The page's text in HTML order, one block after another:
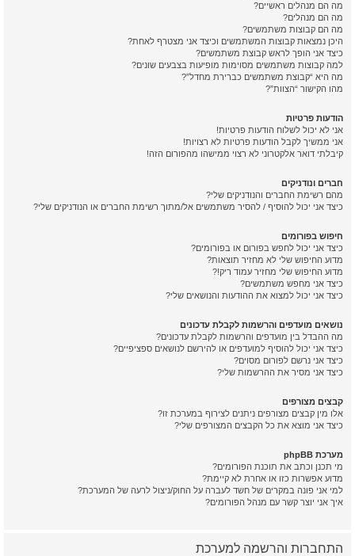
מה הם מנהלים ראשיים?
מה הם מנהלים?
מה הם קבוצות משתמשים?
היכן נמצאות קבוצות המשתמשים וכיצד אני מצטרף לאחת?
כיצד אני הופך לראש קבוצת משתמשים?
למה קבוצות משתמשים מסוימות מופיעות בצבעים שונים?
מה היא “קבוצת משתמשים כברירת מחדל”?
מהו הקישור “הצוות”?
הודעות פרטיות
אני לא יכול לשלוח הודעות פרטיות!
אני ממשיך לקבל הודעות פרטיות לא רצויות!
קיבלתי דואר אלקטרוני לא רצוי ממישהו מהפורום הזה!
חברים ונודניקים
מהם רשימת החברים והנודניקים שלי?
כיצד אני יכול להוסיף / להסיר משתמשים אל/מתוך רשימת החברים או הנודניקים שלי?
חיפוש בפורומים
כיצד אני יכול לחפש בפורום או בפורומים?
מדוע החיפוש שלי לא מחזיר תוצאות?
מדוע החיפוש שלי מחזיר עמוד ריק!?
כיצד אני מחפש משתמשים?
כיצד אני יכול למצוא את ההודעות והנושאים שלי?
נושאים מועדפים והרשמות לקבלת עדכונים
מה ההבדל בין מועדפים והרשמות לקבלת עדכונים?
כיצד אני יכול להוסיף למועדפים או להירשם לנושאים ספציפיים?
כיצד אני נרשם לפורום מסוים?
כיצד אני מסיר את ההרשמות שלי?
קבצים מצורפים
אלו מין קבצים מצורפים ניתנים לצירוף במערכת זו?
כיצד אני מוצא את כל הקבצים המצורפים שלי?
מערכת phpBB
מי תכנן וכתב את תוכנת הפורומים?
מדוע אפשרות כזו או אחרת לא קיימת?
למי אני פונה במקרים של חשד לעברה על החוק/ניצול לרעה של המערכת?
איך אני יוצר קשר עם מנהל הפורומים?
התחברות והרשמה למערכת